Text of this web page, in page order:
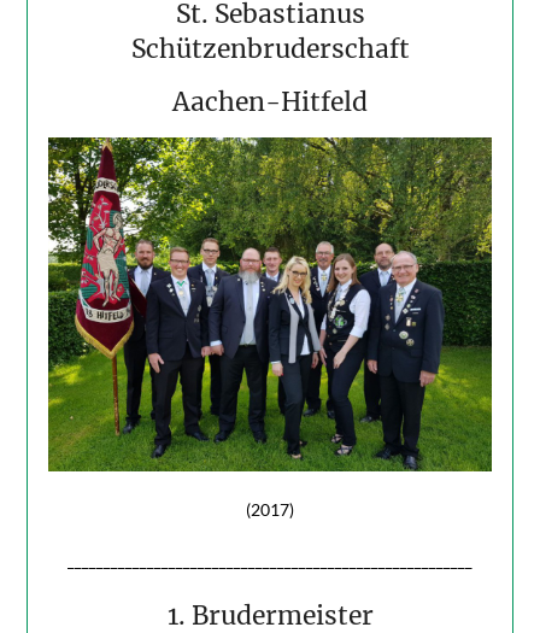
St. Sebastianus
Schützenbruderschaft
Aachen-Hitfeld
(2017)
1. Brudermeister